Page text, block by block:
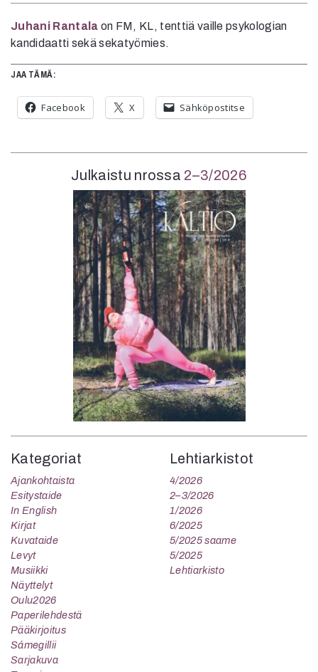
Juhani Rantala on FM, KL, tenttiä vaille psykologian
kandidaatti sekä sekatyömies.
Julkaistu nrossa 2–3/2026
Kategoriat
Ajankohtaista
Esitystaide
In English
Kirjat
Kuvataide
Levyt
Musiikki
Näyttelyt
Oulu2026
Paperilehdestä
Pääkirjoitus
Sámegillii
Sarjakuva
Lehtiarkistot
4/2026
2–3/2026
1/2026
6/2025
5/2025 saame
5/2025
Lehtiarkisto
JAA TÄMÄ:
Facebook X Sähköpostitse